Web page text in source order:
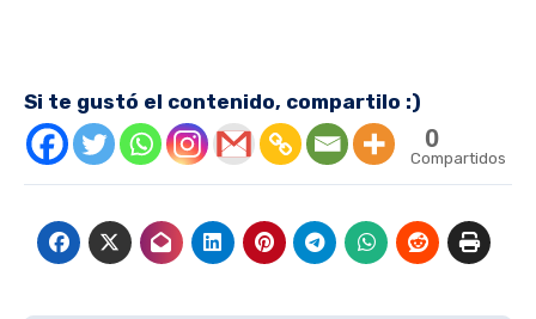
Si te gustó el contenido, compartilo :)
0
Compartidos